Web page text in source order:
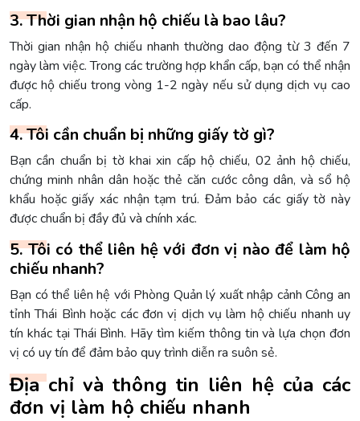
3. Thời gian nhận hộ chiếu là bao lâu?
Thời gian nhận hộ chiếu nhanh thường dao động từ 3 đến 7
ngày làm việc. Trong các trường hợp khẩn cấp, bạn có thể nhận
được hộ chiếu trong vòng 1-2 ngày nếu sử dụng dịch vụ cao
cấp.
4. Tôi cần chuẩn bị những giấy tờ gì?
Bạn cần chuẩn bị tờ khai xin cấp hộ chiếu, 02 ảnh hộ chiếu,
chứng minh nhân dân hoặc thẻ căn cước công dân, và sổ hộ
khẩu hoặc giấy xác nhận tạm trú. Đảm bảo các giấy tờ này
được chuẩn bị đầy đủ và chính xác.
5. Tôi có thể liên hệ với đơn vị nào để làm hộ
chiếu nhanh?
Bạn có thể liên hệ với Phòng Quản lý xuất nhập cảnh Công an
tỉnh Thái Bình hoặc các đơn vị dịch vụ làm hộ chiếu nhanh uy
tín khác tại Thái Bình. Hãy tìm kiếm thông tin và lựa chọn đơn
vị có uy tín để đảm bảo quy trình diễn ra suôn sẻ.
Địa chỉ và thông tin liên hệ của các
đơn vị làm hộ chiếu nhanh